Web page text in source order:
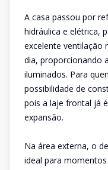
A casa passou por
hidráulica e elétrica,
excelente ventilação
dia, proporcionando
iluminados. Para
possibilidade de
pois a laje frontal já
expansão.
Na área externa, o
ideal para